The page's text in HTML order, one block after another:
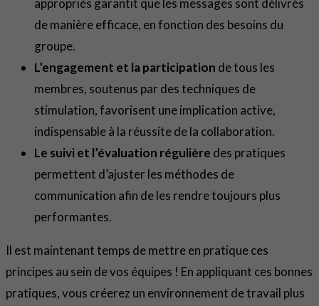
appropriés garantit que les messages sont délivrés
de manière efficace, en fonction des besoins du
groupe.
L’engagement et la participation de tous les
membres, soutenus par des techniques de
stimulation, favorisent une implication active,
indispensable à la réussite de la collaboration.
Le suivi et l’évaluation régulière des pratiques
permettent d’ajuster les méthodes de
communication afin de les rendre toujours plus
performantes.
Il est maintenant temps de mettre en pratique ces
principes au sein de vos équipes ! En appliquant ces bonnes
pratiques, vous créerez un environnement de travail plus